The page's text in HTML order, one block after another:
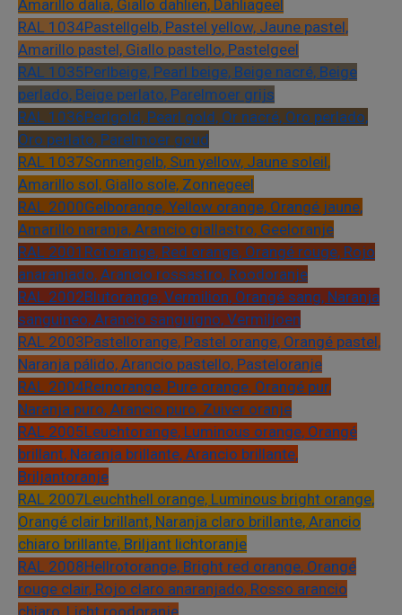
Amarillo dalia, Giallo dahlien, Dahliageel
RAL 1034Pastellgelb, Pastel yellow, Jaune pastel,
Amarillo pastel, Giallo pastello, Pastelgeel
RAL 1035Perlbeige, Pearl beige, Beige nacré, Beige
perlado, Beige perlato, Parelmoer grijs
RAL 1036Perlgold, Pearl gold, Or nacré, Oro perlado,
Oro perlato, Parelmoer goud
RAL 1037Sonnengelb, Sun yellow, Jaune soleil,
Amarillo sol, Giallo sole, Zonnegeel
RAL 2000Gelborange, Yellow orange, Orangé jaune,
Amarillo naranja, Arancio giallastro, Geeloranje
RAL 2001 Rotorange, Red orange, Orangé rouge, Rojo
anaranjado, Arancio rossastro, Roodoranje
RAL 2002Blutorange, Vermilion, Orangé sang, Naranja
sanguineo, Arancio sanguigno, Vermiljoen
RAL 2003Pastellorange, Pastel orange, Orangé pastel,
Naranja pálido, Arancio pastello, Pasteloranje
RAL 2004Reinorange, Pure orange, Orangé pur,
Naranja puro, Arancio puro, Zuiver oranje
RAL 2005Leuchtorange, Luminous orange, Orangé
brillant, Naranja brillante, Arancio brillante,
Briljantoranje
RAL 2007Leuchthell orange, Luminous bright orange,
Orangé clair brillant, Naranja claro brillante, Arancio
chiaro brillante, Briljant lichtoranje
RAL 2008Hellrotorange, Bright red orange, Orangé
rouge clair, Rojo claro anaranjado, Rosso arancio
chiaro, Licht roodoranje